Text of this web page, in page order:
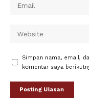
Simpan nama, email,
komentar saya